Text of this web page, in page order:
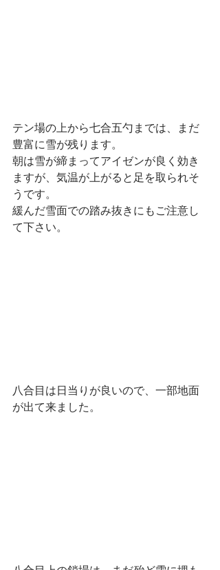
テン場の上から七合五勺までは、まだ
豊富に雪が残ります。
朝は雪が締まってアイゼンが良く効き
ますが、気温が上がると足を取られそ
うです。
緩んだ雪面での踏み抜きにもご注意し
て下さい。
八合目は日当りが良いので、一部地面
が出て来ました。